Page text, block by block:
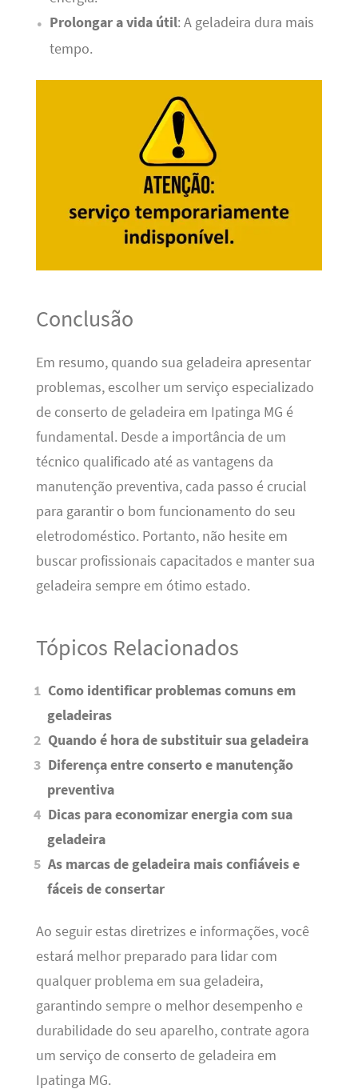
Prolongar a vida útil: A geladeira dura mais
tempo.
Conclusão
Em resumo, quando sua geladeira apresentar
problemas, escolher um serviço especializado
de conserto de geladeira em Ipatinga MG é
fundamental. Desde a importância de um
técnico qualificado até as vantagens da
manutenção preventiva, cada passo é crucial
para garantir o bom funcionamento do seu
eletrodoméstico. Portanto, não hesite em
buscar profissionais capacitados e manter sua
geladeira sempre em ótimo estado.
Tópicos Relacionados
Como identificar problemas comuns em
geladeiras
Quando é hora de substituir sua geladeira
Diferença entre conserto e manutenção
preventiva
Dicas para economizar energia com sua
geladeira
As marcas de geladeira mais confiáveis e
fáceis de consertar
Ao seguir estas diretrizes e informações, você
estará melhor preparado para lidar com
qualquer problema em sua geladeira,
garantindo sempre o melhor desempenho e
durabilidade do seu aparelho, contrate agora
um serviço de conserto de geladeira em
Ipatinga MG.